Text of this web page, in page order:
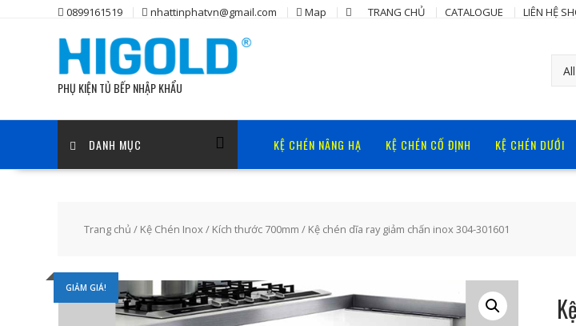
0899161519 nhattinphatvn@gmail.com Map TRANG CHỦ CATALOGUE LIÊN HỆ
PHỤ KIỆN TỦ BẾP NHẬP KHẨU
DANH MỤC KỆ CHÉN NÂNG HẠ KỆ CHÉN CỐ ĐỊNH KỆ CHÉN DƯỚI
Trang chủ / Kệ Chén Inox / Kích thước 700mm / Kệ chén dĩa ray giảm chấn inox 304-301601
GIẢM GIÁ!